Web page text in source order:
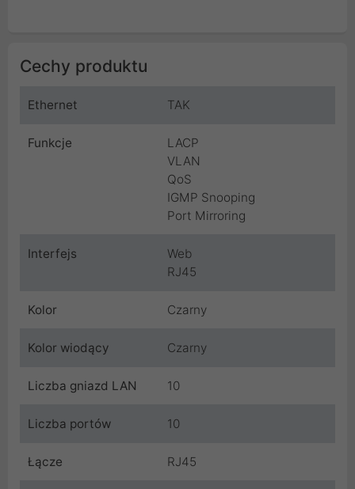
Cechy produktu
Ethernet TAK
Funkcje
LACP
VLAN
QoS
IGMP Snooping
Port Mirroring
Interfejs
Web
RJ45
Kolor Czarny
Kolor wiodący Czarny
Liczba gniazd LAN 10
Liczba portów 10
Łącze RJ45